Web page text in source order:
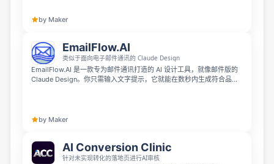
by Maker
EmailFlow.AI
类似于面向电子邮件通讯的 Claude Design
EmailFlow.AI 是一款专为邮件通讯打造的 AI 设计工具，就像邮件版的
Claude Design。你只需输入文字提示，它就能在数秒内生成符合品牌
采用统一平价定价，还提供真正永久免费的方案，无需绑定信用卡，每
by Maker
AI Conversion Clinic
针对未实现转化的落地页进行AI审核